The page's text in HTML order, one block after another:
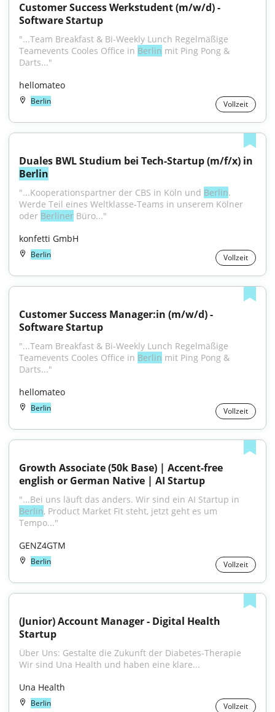
Customer Success Werkstudent (m/w/d) -
Software Startup
"...Team Breakfast & Bi-Weekly Lunch Regelmäßige
Teamevents Cooles Office in Berlin mit Ping Pong &
Darts..."
hellomateo
Berlin Vollzeit
Berlin
"...Kooperationspartner der CBS in Köln und Berlin.
Werde Teil eines Weltklasse-Teams in unserem Kölner
oder Berliner Büro..."
konfetti GmbH
Berlin Vollzeit
Customer Success Manager:in (m/w/d) -
Software Startup
"...Team Breakfast & Bi-Weekly Lunch Regelmäßige
Teamevents Cooles Office in Berlin mit Ping Pong &
Darts..."
hellomateo
Berlin Vollzeit
Growth Associate (50k Base) | Accent-free
english or German Native | AI Startup
Berlin, Product Market Fit steht, jetzt geht es um
Tempo..."
GENZ4GTM
Berlin Vollzeit
(Junior) Account Manager - Digital Health
Startup
Über Uns: Gestalte die Zukunft der Diabetes-Therapie
Wir sind Una Health und haben eine klare...
Una Health
Berlin Vollzeit